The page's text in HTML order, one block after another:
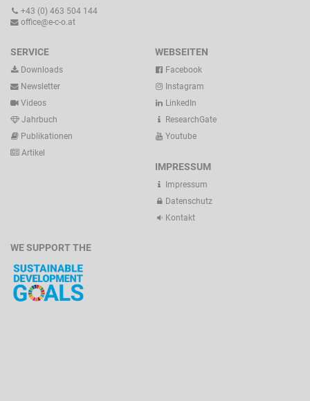
+43 (0) 463 504 144
office@e-c-o.at
SERVICE
Downloads
Newsletter
Videos
Jahrbuch
Publikationen
Artikel
WEBSEITEN
Facebook
Instagram
LinkedIn
ResearchGate
Youtube
IMPRESSUM
Impressum
Datenschutz
Kontakt
WE SUPPORT THE